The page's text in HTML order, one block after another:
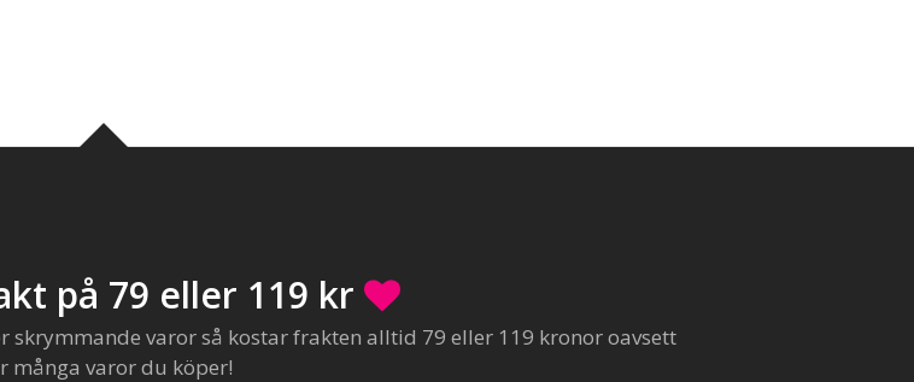
på 79 eller 119 kr
varor så kostar frakten alltid 79 eller 119 kronor oavsett
många varor du köper!